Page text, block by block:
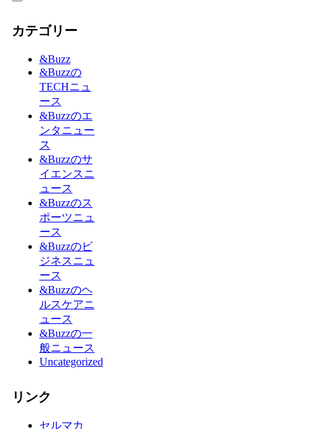
カテゴリー
&Buzz
&Buzzの
TECHニュ
ース
&Buzzのエ
ンタニュー
ス
&Buzzのサ
イエンスニ
ュース
&Buzzのス
ポーツニュ
ース
&Buzzのビ
ジネスニュ
ース
&Buzzのヘ
ルスケアニ
ュース
&Buzzの一
般ニュース
Uncategorized
リンク
セルマカ